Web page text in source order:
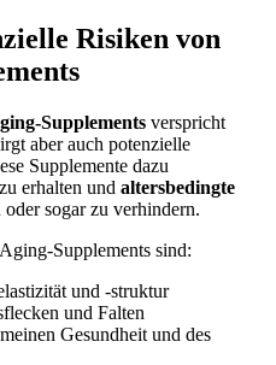
Risiken von
Supplements verspricht
aber auch potenzielle
Supplemente dazu
zu erhalten und altersbedingte
sogar zu verhindern.
Supplements sind:
und -struktur
und Falten
Gesundheit und des